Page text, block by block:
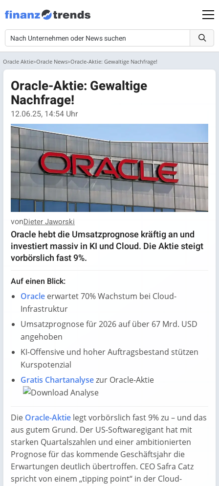
Oracle Aktie Oracle News Oracle-Aktie: Gewaltige Nachfrage!
Oracle-Aktie: Gewaltige
Nachfrage!
12.06.25, 14:54 Uhr
vonDieter Jaworski
Oracle hebt die Umsatzprognose kräftig an und
investiert massiv in KI und Cloud. Die Aktie steigt
vorbörslich fast 9%.
Auf einen Blick:
Oracle erwartet 70% Wachstum bei Cloud-
Infrastruktur
Umsatzprognose für 2026 auf über 67 Mrd. USD
angehoben
KI-Offensive und hoher Auftragsbestand stützen
Kurspotenzial
Gratis Chartanalysezur Oracle-Aktie
Die Oracle-Aktie legt vorbörslich fast 9% zu – und das
aus gutem Grund. Der US-Softwaregigant hat mit
starken Quartalszahlen und einer ambitionierten
Prognose für das kommende Geschäftsjahr die
Erwartungen deutlich übertroffen. CEO Safra Catz
spricht von einem „tipping point“ in der Cloud-